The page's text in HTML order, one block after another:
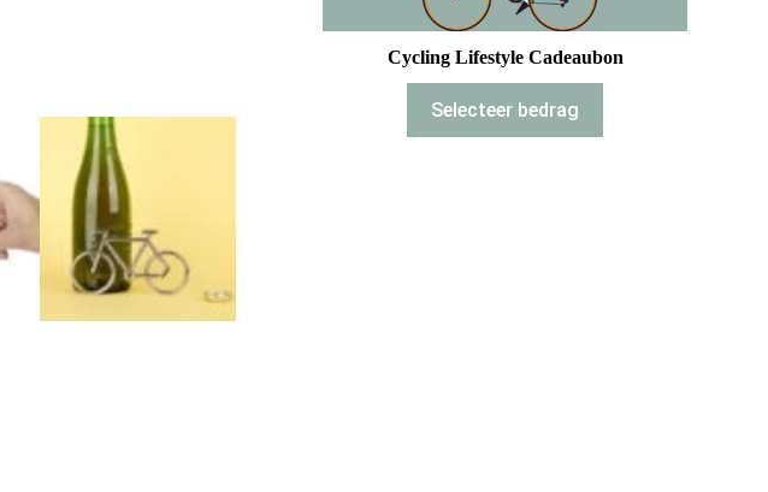
Cycling Lifestyle Cadeaubon
Selecteer bedrag